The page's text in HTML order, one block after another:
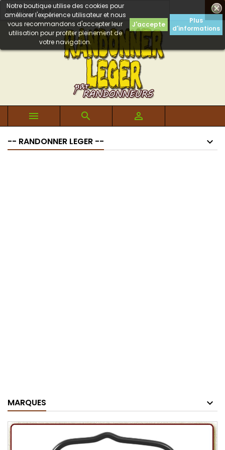

Notre boutique utilise des cookies pour
améliorer l'expérience utilisateur et nous
vous recommandons d'accepter leur
utilisation pour profiter pleinement de
votre navigation.
J'accepte
Plus
d'informations
  
-- RANDONNER LEGER --
MARQUES